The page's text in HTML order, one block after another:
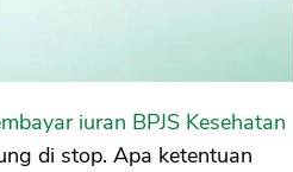
iuran BPJS Kesehatan
di stop. Apa ketentuan